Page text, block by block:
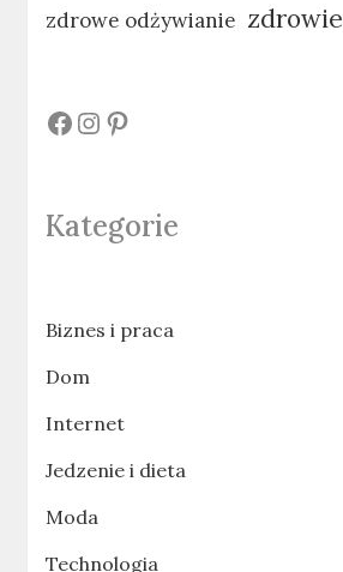
zdrowe odżywianie zdrowie
# # #
Kategorie
Biznes i praca
Dom
Internet
Jedzenie i dieta
Moda
Technologia